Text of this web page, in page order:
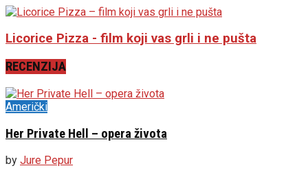
Licorice Pizza - film koji vas grli i ne pušta
RECENZIJA
Američki
Her Private Hell – opera života
by Jure Pepur